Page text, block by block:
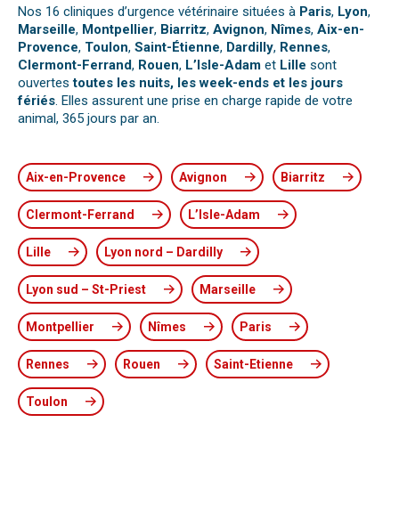
Nos 16 cliniques d’urgence vétérinaire situées à Paris, Lyon,
Marseille, Montpellier, Biarritz, Avignon, Nîmes, Aix-en-
Provence, Toulon, Saint-Étienne, Dardilly, Rennes,
Clermont-Ferrand, Rouen, L’Isle-Adam et Lille sont
ouvertestoutes les nuits, les week-ends et les jours
fériés. Elles assurent une prise en charge rapide de votre
animal, 365 jours par an.
Aix-en-Provence Avignon Biarritz
Clermont-Ferrand L’Isle-Adam
Lille Lyon nord – Dardilly
Lyon sud – St-Priest Marseille
Montpellier Nîmes Paris
Rennes Rouen Saint-Etienne
Toulon